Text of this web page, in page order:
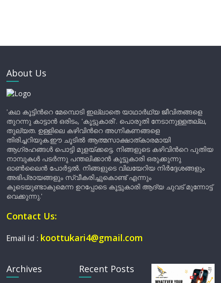
About Us
'കഥ കൂട്ടിന്‍റെ മേമ്പൊടി ഇല്ലാതെ യാഥാർഥ്യ ജീവിതങ്ങളെ
തുറന്നു കാട്ടാൻ ഒരിടം, 'കൂട്ടുകാരി'. പൊരുതി നേടാനുള്ളതല്ല,
തുല്യത. ഉള്ളിലെ കഴിവിന്‍റെ അഗ്നികണങ്ങളെ
തിരിച്ചറിയുക.ഈ ചൂടിൽ ആത്മസാക്ഷാത്കാരമായി
ആഗ്രഹങ്ങൾ പൊട്ടി മുളയ്ക്കട്ടെ. നിങ്ങളുടെ കഴിവിന്‍റെ പുതിയ
നാമ്പുകൾ പടർന്നു പന്തലിക്കാൻ കൂട്ടുകാരി ഒരുക്കുന്നു
ഓൺലൈൻ പോർട്ടൽ. നിങ്ങളുടെ വിലയേറിയ നിർദ്ദേശങ്ങളും
അഭിപ്രായങ്ങളും സ്വീകരിച്ചുകൊണ്ട് എന്നും
കൂടെയുണ്ടാകുമെന്ന ഉറപ്പോടെ കൂട്ടുകാരി ആദ്യ ചുവട് മുന്നോട്ട്
വെക്കുന്നു.'
Contact Us:
Email id : koottukari4@gmail.com
Archives Recent Posts